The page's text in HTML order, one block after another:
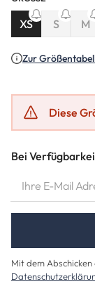
XS
(Diese Option
S(DieseM
Zur
Bei
Mit dem
Diese